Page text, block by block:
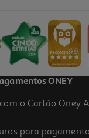
ONEY
o Cartão Oney
para